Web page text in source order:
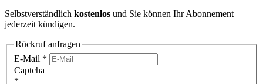
Selbstverständlich kostenlos und Sie können Ihr Abonnement
jederzeit kündigen.
Rückruf anfragen
E-Mail *
Captcha
*